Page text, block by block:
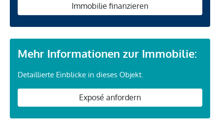
Immobilie finanzieren
Mehr Informationen zur Immobilie:
Detaillierte Einblicke in dieses Objekt.
Exposé anfordern